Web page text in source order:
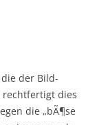
der Bild-
dies
die „bÃ¶se